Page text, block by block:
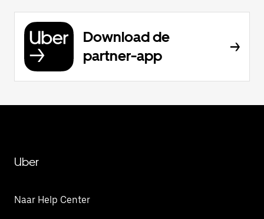
Download de
partner-app
Uber
Naar Help Center